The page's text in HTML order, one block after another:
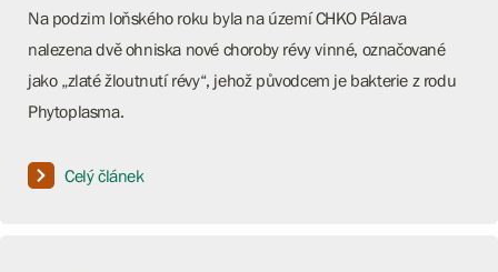
Na podzim loňského roku byla na území CHKO Pálava
nalezena dvě ohniska nové choroby révy vinné, označované
jako „zlaté žloutnutí révy“, jehož původcem je bakterie z rodu
Phytoplasma.
Celý článek